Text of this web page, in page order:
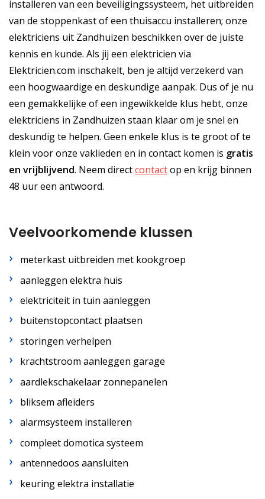
installeren van een beveiligingssysteem, het uitbreiden
van de stoppenkast of een thuisaccu installeren; onze
elektriciens uit Zandhuizen beschikken over de juiste
kennis en kunde. Als jij een elektricien via
Elektricien.com inschakelt, ben je altijd verzekerd van
een hoogwaardige en deskundige aanpak. Dus of je nu
een gemakkelijke of een ingewikkelde klus hebt, onze
elektriciens in Zandhuizen staan klaar om je snel en
deskundig te helpen. Geen enkele klus is te groot of te
klein voor onze vaklieden en in contact komen is gratis
en vrijblijvend. Neem directcontactop en krijg binnen
48 uur een antwoord.
Veelvoorkomende klussen
meterkast uitbreiden met kookgroep
aanleggen elektra huis
elektriciteit in tuin aanleggen
buitenstopcontact plaatsen
storingen verhelpen
krachtstroom aanleggen garage
aardlekschakelaar zonnepanelen
bliksem afleiders
alarmsysteem installeren
compleet domotica systeem
antennedoos aansluiten
keuring elektra installatie